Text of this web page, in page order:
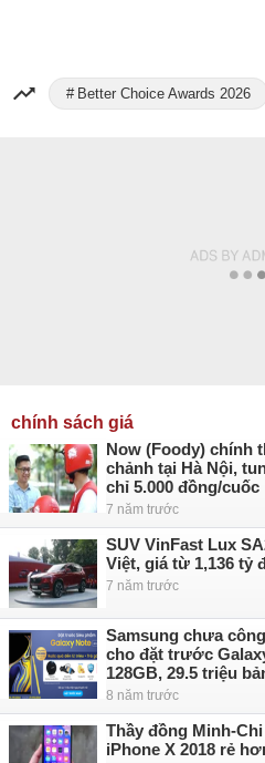
Better Choice Awards 2026
chính sách giá
Now (Foody) chính
chảnh tại Hà Nội,
chỉ 5.000 đồng/cuốc
7 năm trước
SUV VinFast Lux
Việt, giá từ 1,136 tỷ
7 năm trước
Samsung chưa
cho đặt trước
128GB, 29.5 triệu
8 năm trước
Thầy đồng Minh-
iPhone X 2018 rẻ